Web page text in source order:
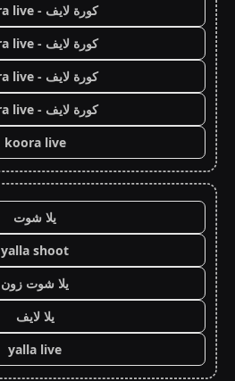
كورة لايف - koora live
كورة لايف - koora live
كورة لايف - koora live
كورة لايف - koora live
koora live
يلا شوت
yalla shoot
يلا شوت زون
يلا لايف
yalla live